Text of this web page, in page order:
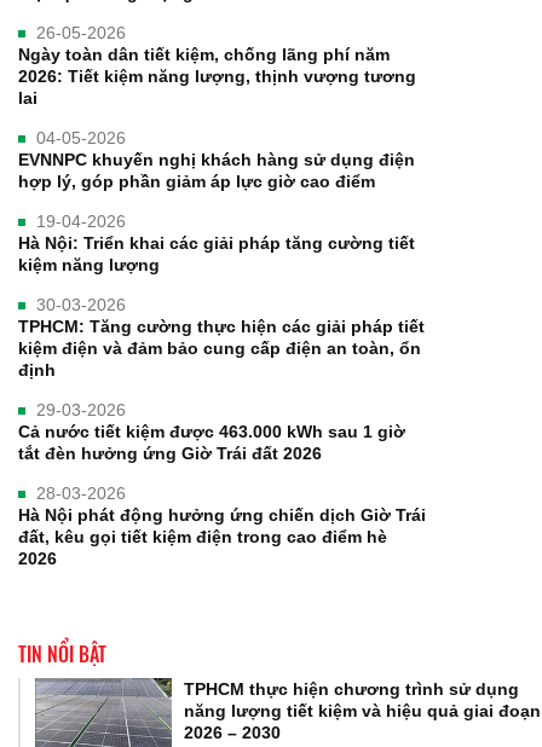
26-05-2026
Ngày toàn dân tiết kiệm, chống lãng phí năm
2026: Tiết kiệm năng lượng, thịnh vượng tương
lai
04-05-2026
EVNNPC khuyến nghị khách hàng sử dụng điện
hợp lý, góp phần giảm áp lực giờ cao điểm
19-04-2026
Hà Nội: Triển khai các giải pháp tăng cường tiết
kiệm năng lượng
30-03-2026
TPHCM: Tăng cường thực hiện các giải pháp tiết
kiệm điện và đảm bảo cung cấp điện an toàn, ổn
định
29-03-2026
Cả nước tiết kiệm được 463.000 kWh sau 1 giờ
tắt đèn hưởng ứng Giờ Trái đất 2026
28-03-2026
Hà Nội phát động hưởng ứng chiến dịch Giờ Trái
đất, kêu gọi tiết kiệm điện trong cao điểm hè
2026
TIN NỔI BẬT
TPHCM thực hiện chương trình sử dụng
năng lượng tiết kiệm và hiệu quả giai đoạn
2026 – 2030